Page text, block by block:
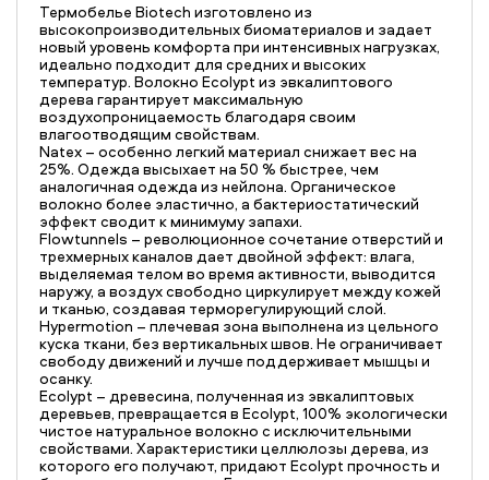
Термобелье Biotech изготовлено из
высокопроизводительных биоматериалов и задает
новый уровень комфорта при интенсивных нагрузках,
идеально подходит для средних и высоких
температур. Волокно Ecolypt из эвкалиптового
дерева гарантирует максимальную
воздухопроницаемость благодаря своим
влагоотводящим свойствам.
Natex – особенно легкий материал снижает вес на
25%. Одежда высыхает на 50 % быстрее, чем
аналогичная одежда из нейлона. Органическое
волокно более эластично, а бактериостатический
эффект сводит к минимуму запахи.
Flowtunnels – революционное сочетание отверстий и
трехмерных каналов дает двойной эффект: влага,
выделяемая телом во время активности, выводится
наружу, а воздух свободно циркулирует между кожей
и тканью, создавая терморегулирующий слой.
Hypermotion – плечевая зона выполнена из цельного
куска ткани, без вертикальных швов. Не ограничивает
свободу движений и лучше поддерживает мышцы и
осанку.
Ecolypt – древесина, полученная из эвкалиптовых
деревьев, превращается в Ecolypt, 100% экологически
чистое натуральное волокно с исключительными
свойствами. Характеристики целлюлозы дерева, из
которого его получают, придают Ecolypt прочность и